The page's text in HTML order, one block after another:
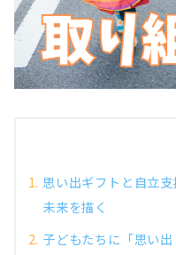
思い出ギフトと自立
未来を描く
子どもたちに「思い